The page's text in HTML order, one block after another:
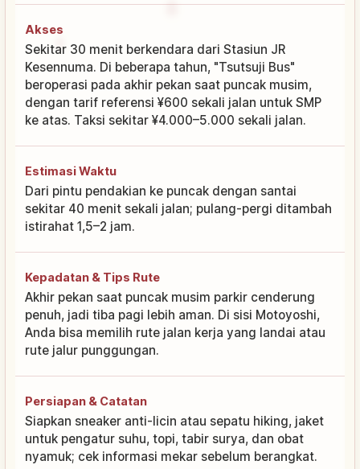
Akses
Sekitar 30 menit berkendara dari Stasiun JR
Kesennuma. Di beberapa tahun, "Tsutsuji Bus"
beroperasi pada akhir pekan saat puncak musim,
dengan tarif referensi ¥600 sekali jalan untuk SMP
ke atas. Taksi sekitar ¥4.000–5.000 sekali jalan.
Estimasi Waktu
Dari pintu pendakian ke puncak dengan santai
sekitar 40 menit sekali jalan; pulang-pergi ditambah
istirahat 1,5–2 jam.
Kepadatan & Tips Rute
Akhir pekan saat puncak musim parkir cenderung
penuh, jadi tiba pagi lebih aman. Di sisi Motoyoshi,
Anda bisa memilih rute jalan kerja yang landai atau
rute jalur punggungan.
Persiapan & Catatan
Siapkan sneaker anti-licin atau sepatu hiking, jaket
untuk pengatur suhu, topi, tabir surya, dan obat
nyamuk; cek informasi mekar sebelum berangkat.